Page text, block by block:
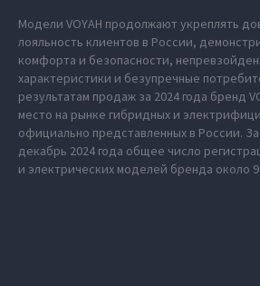
Модели VOYAH продолжают укреплять
лояльность клиентов в России,
комфорта и безопасности,
характеристики и безупречные
результатам продаж за 2024 года бренд
место на рынке гибридных и
официально представленных в России.
декабрь 2024 года общее число
и электрических моделей бренда около